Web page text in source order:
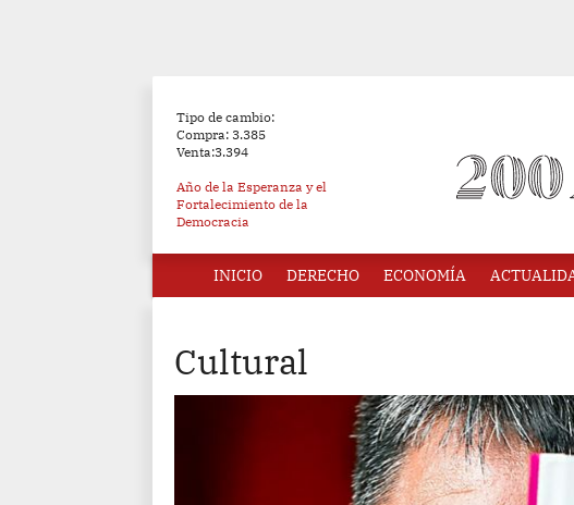
Tipo de cambio:
Compra: 3.385
Venta:3.394
Año de la Esperanza y el
Fortalecimiento de la
Democracia
INICIO DERECHO ECONOMÍA
Cultural